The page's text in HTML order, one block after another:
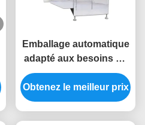
Emballage automatique
adapté aux besoins du
client de la machine
5KW de tampon de
coton faisant la
Obtenez le meilleur prix